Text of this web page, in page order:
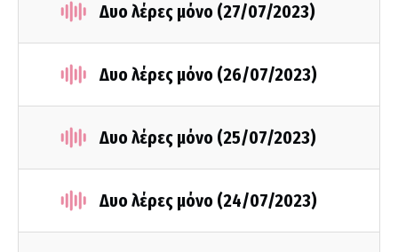
Δυο λέρες μόνο (27/07/2023)
Δυο λέρες μόνο (26/07/2023)
Δυο λέρες μόνο (25/07/2023)
Δυο λέρες μόνο (24/07/2023)